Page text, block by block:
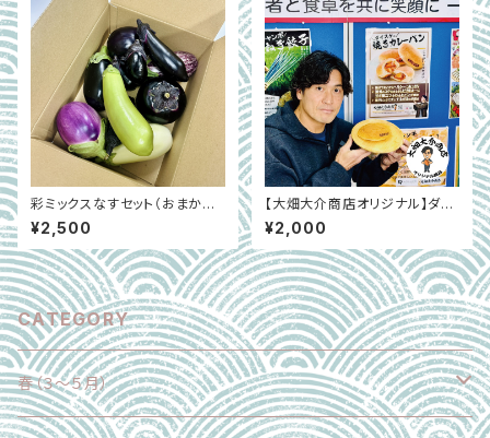
彩ミックスなすセット（おまかせ
8本）｜大阪中央卸売市場の目
利き推薦｜大阪府富田林市 ※4
月下旬～6月下旬
¥2,500
【大畑大介商店オリジナル】ダイ
スケの焼きカレーパン（冷凍）6
個入り
¥2,000
CATEGORY
春（３～５月）